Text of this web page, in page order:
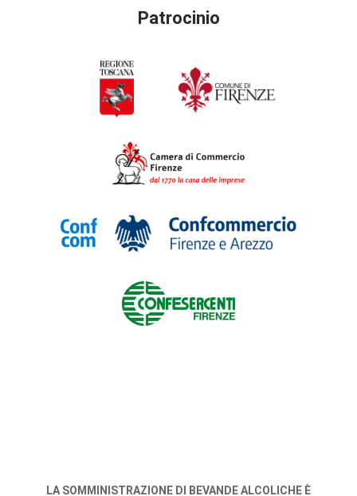
Patrocinio
LA SOMMINISTRAZIONE DI BEVANDE ALCOLICHE È